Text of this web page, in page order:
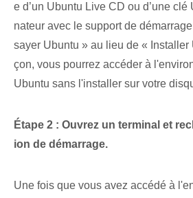
e d’un Ubuntu Live CD ou d’une
nateur avec le support de
sayer Ubuntu » au lieu de « Installer
çon, vous pourrez accéder à
Ubuntu sans l'installer sur votre
Étape 2 : ⁤Ouvrez un terminal et
ion de démarrage.
Une fois que vous avez accédé à